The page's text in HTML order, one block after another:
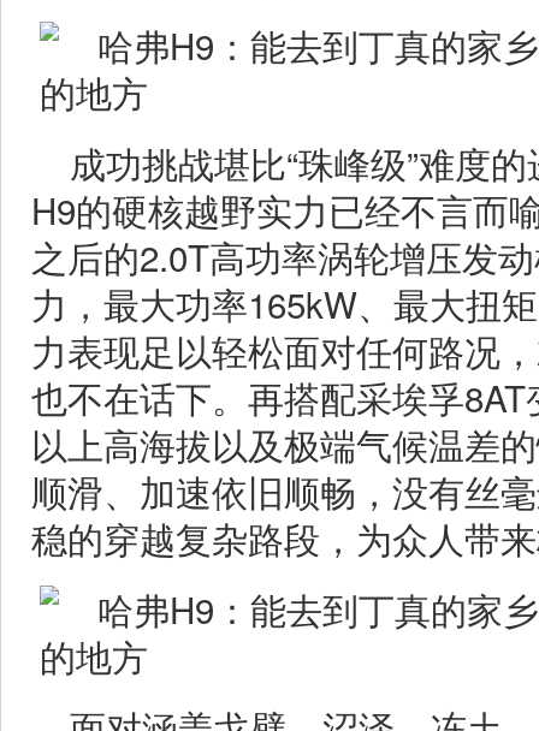
成功挑战堪比“珠峰级”难度
H9的硬核越野实力已经不言而
之后的2.0T高功率涡轮增压发
力，最大功率165kW、最大扭
力表现足以轻松面对任何路况
也不在话下。再搭配采埃孚
以上高海拔以及极端气候温差
顺滑、加速依旧顺畅，没有丝
稳的穿越复杂路段，为众人带